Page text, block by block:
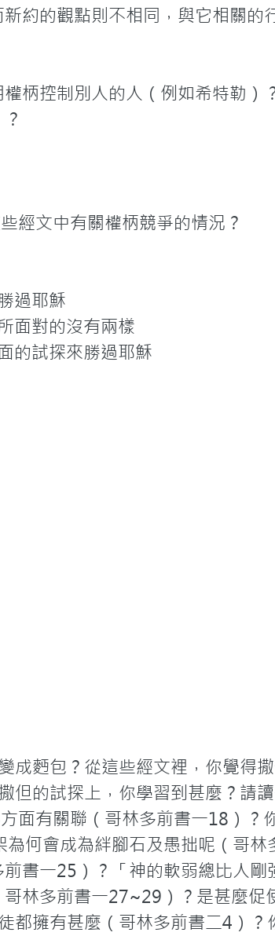
約的觀點則不相同，與它相關的
柄控制別人的人（例如希特勒）
經文中有關權柄競爭的情況？
過耶穌
面對的沒有兩樣
的試探來勝過耶穌
成麪包？從這些經文裡，你覺得
但的試探上，你學習到甚麼？請
面有關聯（哥林多前書一18）？
何會成為絆腳石及愚拙呢（哥林
書一25）？「神的軟弱總比人剛
林多前書一27~29）？是甚麼促
都擁有甚麼（哥林多前書二4）？